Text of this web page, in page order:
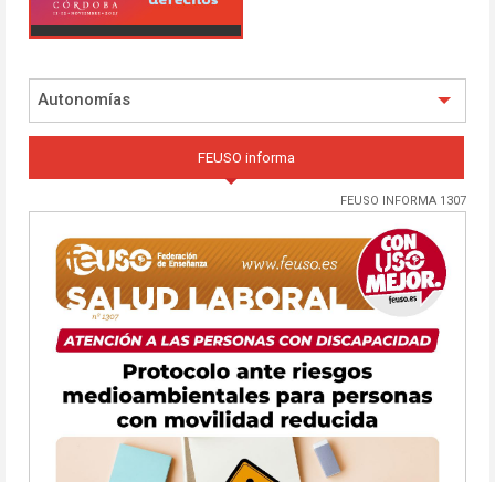
Autonomías
FEUSO informa
FEUSO INFORMA 1307